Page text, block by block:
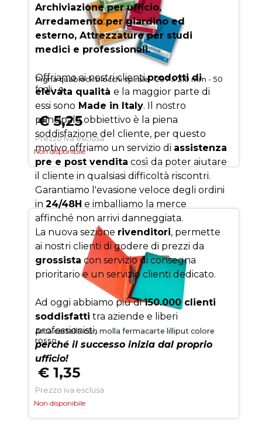
Pigna quablock blocchi spirale - 297 x 210 mm - 50
fogli - q
€ 5,25
Prezzo iva esclusa
Non disponibile
Arca cartella con molla fermacarte lilliput colore
rosso
€ 1,35
Prezzo iva esclusa
Non disponibile
Archiviazione per ufficio,
Arredamento per giardino ed
esterno, Attrezzature per studi
medici e professionali.
Offriamo ai nostri clientiprodotti di
elevata qualità e la maggior parte di
essi sono Made in Italy. Il nostro
principale obbiettivo è la piena
soddisfazione del cliente, per questo
motivo offriamo un servizio di assistenza
pre e post vendita così da poter aiutare
il cliente in qualsiasi difficoltà riscontri.
Garantiamo l'evasione veloce degli ordini
in 24/48H e imballiamo la merce
affinché non arrivi danneggiata.
La nuova sezione rivenditori, permette
ai nostri clienti di godere di prezzi da
grossista con servizio di consegna
prioritario e un servizio clienti dedicato.
Ad oggi abbiamo più di150.000 clienti
soddisfatti tra aziende e liberi
professionisti,
perché il successo inizia dal proprio
ufficio!